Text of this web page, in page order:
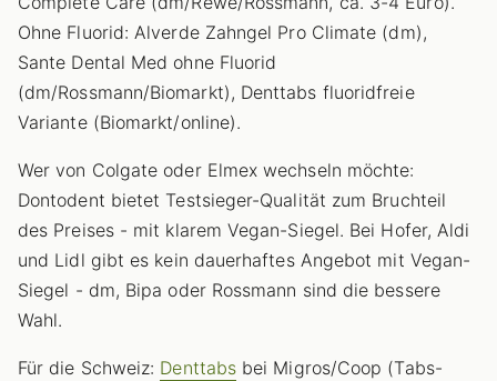
Ohne Fluorid: Alverde Zahngel Pro Climate (dm),
Sante Dental Med ohne Fluorid
(dm/Rossmann/Biomarkt), Denttabs fluoridfreie
Variante (Biomarkt/online).
Wer von Colgate oder Elmex wechseln möchte:
Dontodent bietet Testsieger-Qualität zum Bruchteil
des Preises - mit klarem Vegan-Siegel. Bei Hofer, Aldi
und Lidl gibt es kein dauerhaftes Angebot mit Vegan-
Siegel - dm, Bipa oder Rossmann sind die bessere
Wahl.
Für die Schweiz: Denttabs bei Migros/Coop (Tabs-